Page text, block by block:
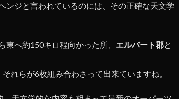
ンジと言われているのには、その正確な天文学
東へ約150キロ程向かった所、 エルバート郡と
れらが6枚組み合わさって出来ていますね。